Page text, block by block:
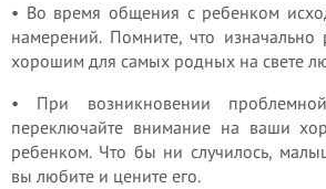
• Во время общения с ребенком
намерений. Помните, что изначально
хорошим для самых родных на свете
• При возникновении
переключайте внимание на ваши
ребенком. Что бы ни случилось,
вы любите и цените его.